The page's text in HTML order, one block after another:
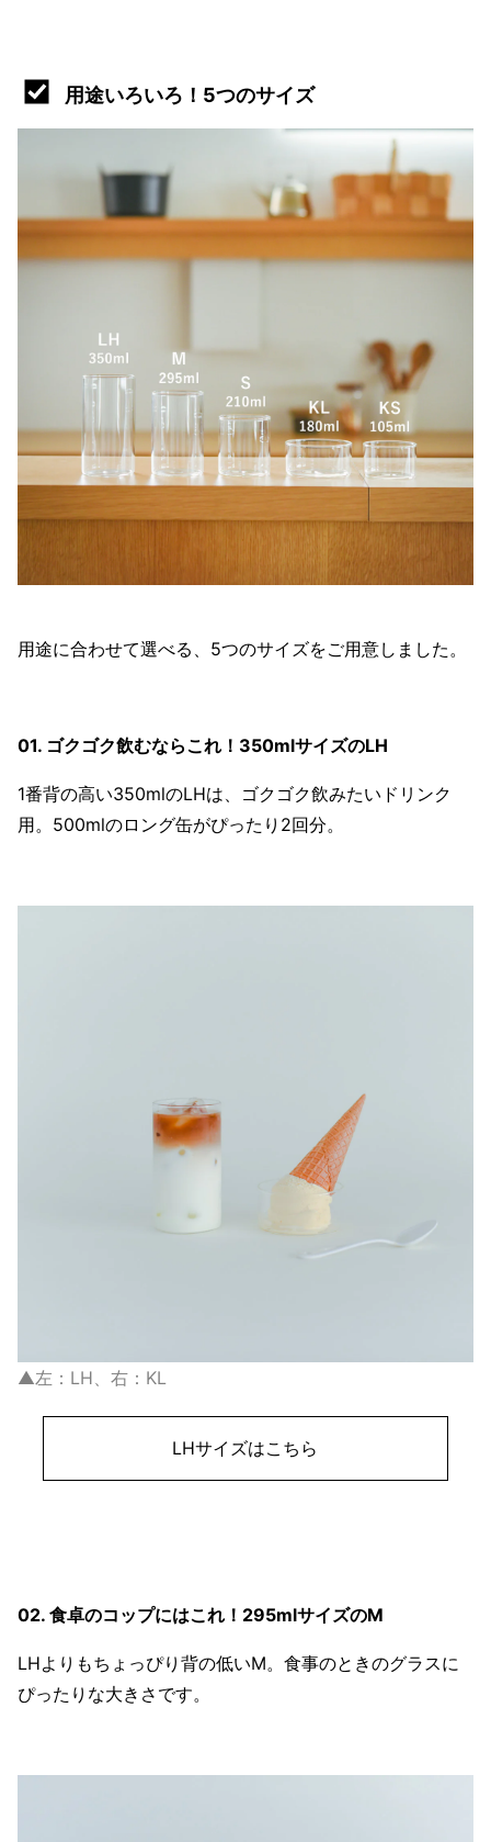
用途いろいろ！5つのサイズ
用途に合わせて選べる、5つのサイズをご用意しました。
01. ゴクゴク飲むならこれ！350mlサイズのLH
1番背の高い350mlのLHは、ゴクゴク飲みたいドリンク
用。500mlのロング缶がぴったり2回分。
▲左：LH、右：KL
LHサイズはこちら
02. 食卓のコップにはこれ！295mlサイズのM
LHよりもちょっぴり背の低いM。食事のときのグラスに
ぴったりな大きさです。